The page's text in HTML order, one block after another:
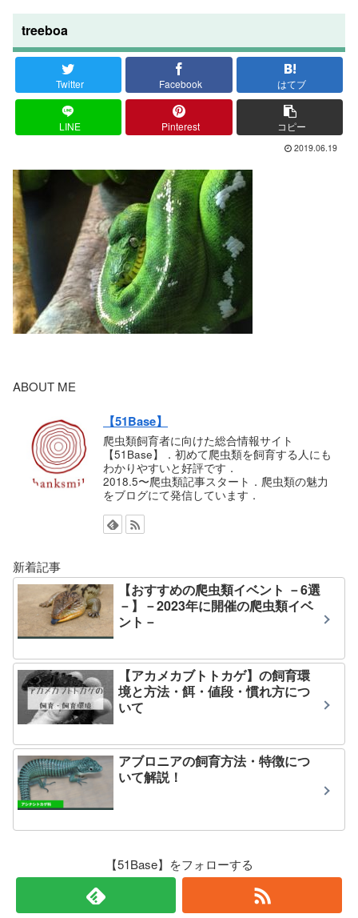
treeboa
Twitter Facebook はてブ
LINE Pinterest コピー
2019.06.19
ABOUT ME
【51Base】
爬虫類飼育者に向けた総合情報サイト
【51Base】．初めて爬虫類を飼育する人にも
わかりやすいと好評です．
2018.5〜爬虫類記事スタート．爬虫類の魅力
をブログにて発信しています．
新着記事
【おすすめの爬虫類イベント －6選
－】－2023年に開催の爬虫類イベ
ント－
【アカメカブトトカゲ】の飼育環
境と方法・餌・値段・慣れ方につ
いて
アブロニアの飼育方法・特徴につ
いて解説！
【51Base】をフォローする